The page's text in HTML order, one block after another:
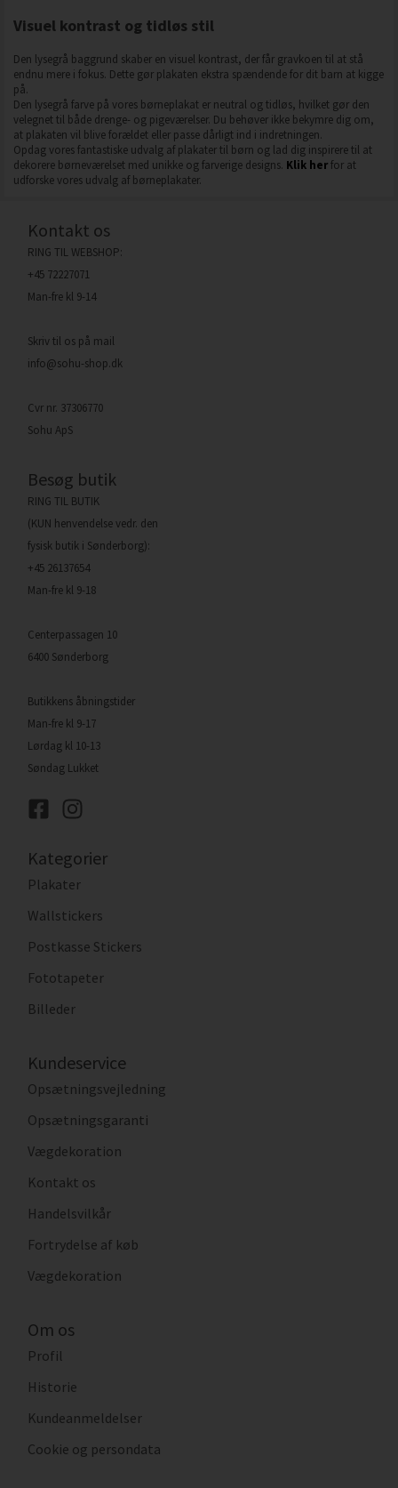
Visuel kontrast og tidløs stil
Den lysegrå baggrund skaber en visuel kontrast, der får gravkoen til at stå
endnu mere i fokus. Dette gør plakaten ekstra spændende for dit barn at kigge
på.
Den lysegrå farve på vores børneplakat er neutral og tidløs, hvilket gør den
velegnet til både drenge- og pigeværelser. Du behøver ikke bekymre dig om,
at plakaten vil blive forældet eller passe dårligt ind i indretningen.
Opdag vores fantastiske udvalg af plakater til børn og lad dig inspirere til at
dekorere børneværelset med unikke og farverige designs. Klik herfor at
udforske vores udvalg af børneplakater.
Kontakt os
RING TIL WEBSHOP:
+45 72227071
Man-fre kl 9-14
Skriv til os på mail
info@sohu-shop.dk
Cvr nr. 37306770
Sohu ApS
Besøg butik
RING TIL BUTIK
(KUN henvendelse vedr. den
fysisk butik i Sønderborg):
+45 26137654
Man-fre kl 9-18
Centerpassagen 10
6400 Sønderborg
Butikkens åbningstider
Man-fre kl 9-17
Lørdag kl 10-13
Søndag Lukket
Kategorier
Plakater
Wallstickers
Postkasse Stickers
Fototapeter
Billeder
Kundeservice
Opsætningsvejledning
Opsætningsgaranti
Vægdekoration
Kontakt os
Handelsvilkår
Fortrydelse af køb
Vægdekoration
Om os
Profil
Historie
Kundeanmeldelser
Cookie og persondata